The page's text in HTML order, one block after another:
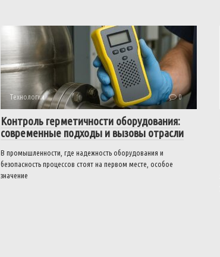
Технологии 0
Контроль герметичности оборудования:
современные подходы и вызовы отрасли
В промышленности, где надежность оборудования и
безопасность процессов стоят на первом месте, особое
значение